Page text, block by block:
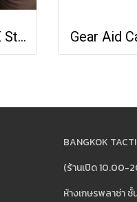
GPCA Carabiner LITE Steel Gear Aid
BANGKOK
(ร้านเปิด 10.00-
ห้างเกษรพลาซ่า